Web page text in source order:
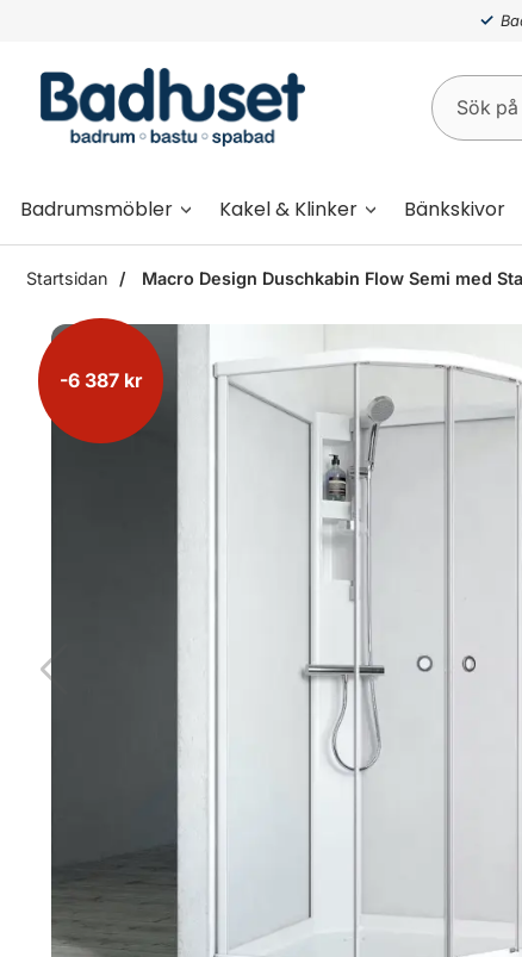
Badrumsmöbler Kakel & Klinker Bänkskivor
Startsidan Macro Design Duschkabin Flow Semi med
-6 387 kr